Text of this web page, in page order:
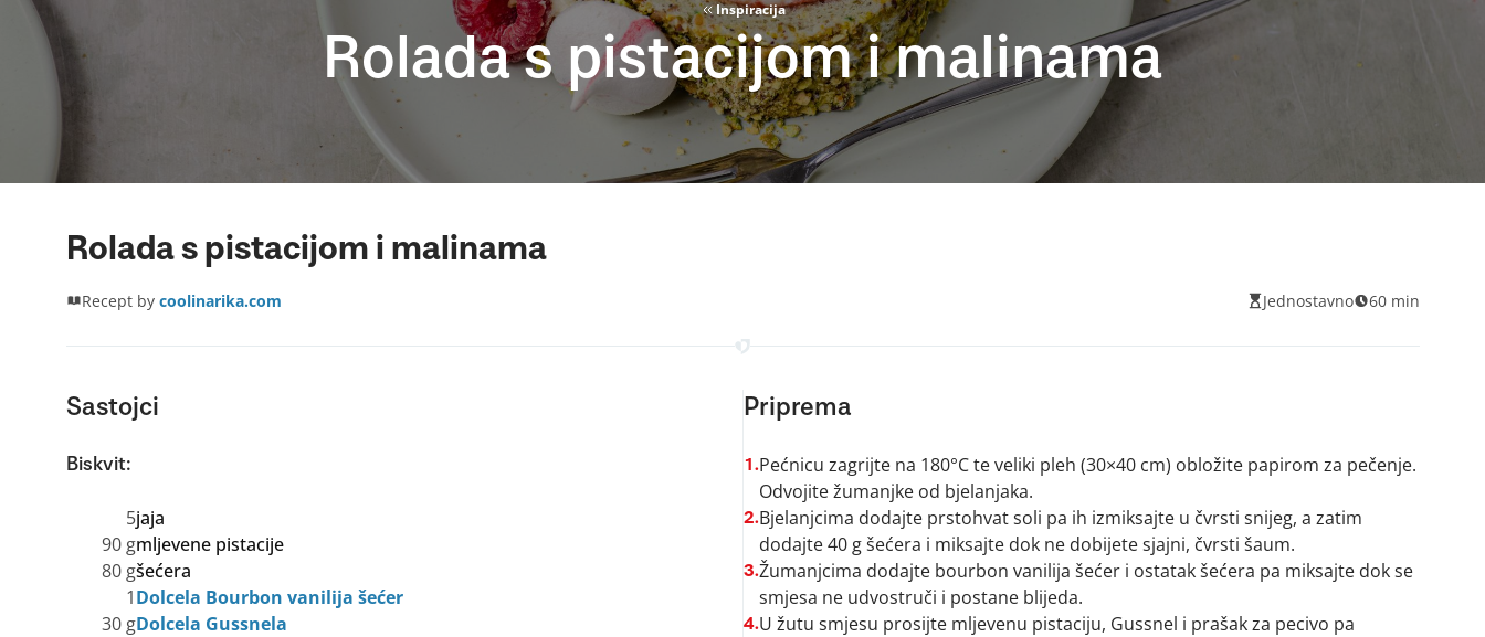
Inspiracija
Rolada s pistacijom i malinama
Rolada s pistacijom i malinama
Recept by coolinarika.com Jednostavno 60 min
Sastojci
Biskvit:
5jaja
90 gmljevene pistacije
80 gšećera
1Dolcela Bourbon vanilija šećer
30 gDolcela Gussnela
Priprema
1.Pećnicu zagrijte na 180°C te veliki pleh (30×40 cm) obložite papirom za pečenje.
Odvojite žumanjke od bjelanjaka.
2.Bjelanjcima dodajte prstohvat soli pa ih izmiksajte u čvrsti snijeg, a zatim
dodajte 40 g šećera i miksajte dok ne dobijete sjajni, čvrsti šaum.
3.Žumanjcima dodajte bourbon vanilija šećer i ostatak šećera pa miksajte dok se
smjesa ne udvostruči i postane blijeda.
4.U žutu smjesu prosijte mljevenu pistaciju, Gussnel i prašak za pecivo pa